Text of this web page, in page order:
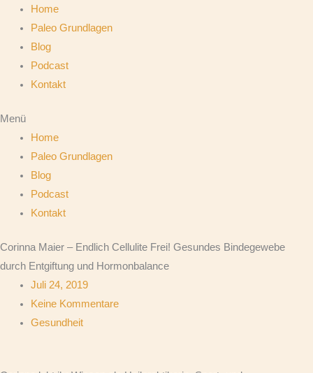
Home
Paleo Grundlagen
Blog
Podcast
Kontakt
Menü
Home
Paleo Grundlagen
Blog
Podcast
Kontakt
Corinna Maier – Endlich Cellulite Frei! Gesundes Bindegewebe
durch Entgiftung und Hormonbalance
Juli 24, 2019
Keine Kommentare
Gesundheit